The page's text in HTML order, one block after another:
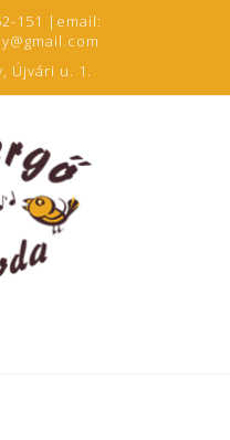
151 |email:
Újvári u. 1.